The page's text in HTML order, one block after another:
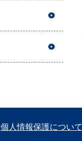
個人情報保護について